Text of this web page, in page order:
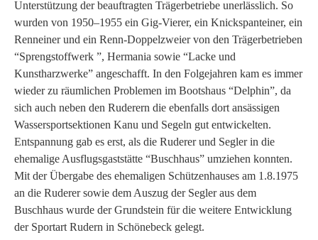
Unterstützung der beauftragten Trägerbetriebe unerlässlich. So
wurden von 1950–1955 ein Gig-Vierer, ein Knickspanteiner, ein
Renneiner und ein Renn-Doppelzweier von den Trägerbetrieben
“Sprengstoffwerk ”, Hermania sowie “Lacke und
Kunstharzwerke” angeschafft. In den Folgejahren kam es immer
wieder zu räumlichen Problemen im Bootshaus “Delphin”, da
sich auch neben den Ruderern die ebenfalls dort ansässigen
Wassersportsektionen Kanu und Segeln gut entwickelten.
Entspannung gab es erst, als die Ruderer und Segler in die
ehemalige Ausflugsgaststätte “Buschhaus” umziehen konnten.
Mit der Übergabe des ehemaligen Schützenhauses am 1.8.1975
an die Ruderer sowie dem Auszug der Segler aus dem
Buschhaus wurde der Grundstein für die weitere Entwicklung
der Sportart Rudern in Schönebeck gelegt.